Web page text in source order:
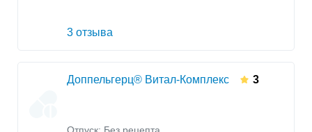
3 отзыва
Доппельгерц® Витал-Комплекс 3